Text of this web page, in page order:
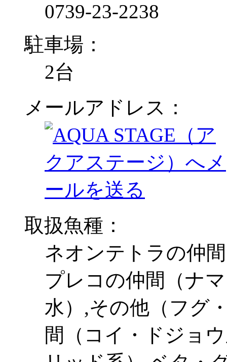
0739-23-2238
駐車場：
2台
メールアドレス：
取扱魚種：
ネオンテトラの仲
プレコの仲間（ナ
水）,その他（フグ
間（コイ・ドジョ